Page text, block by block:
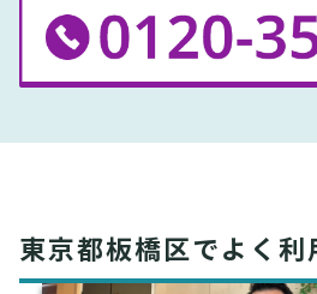
東京都板橋区でよく